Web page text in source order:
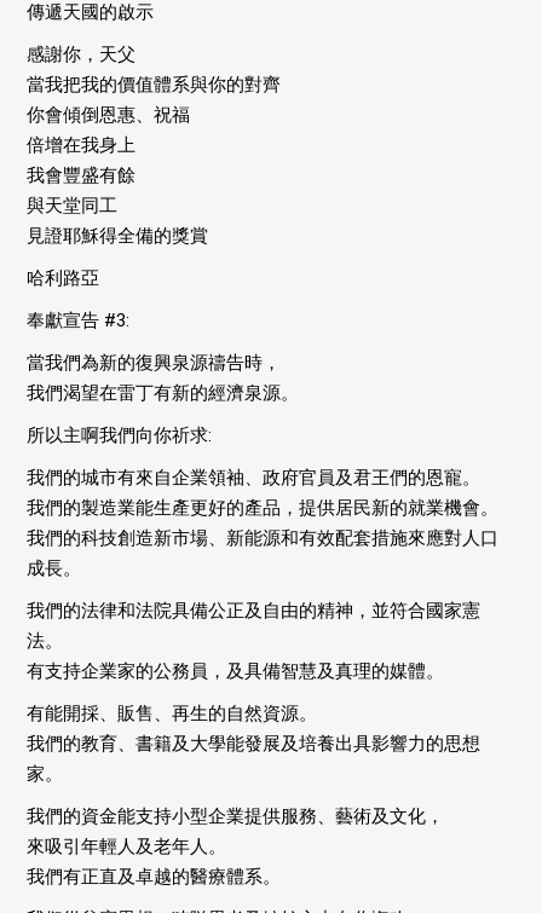
傳遞天國的啟示
感謝你，天父
當我把我的價值體系與你的對齊
你會傾倒恩惠、祝福
倍增在我身上
我會豐盛有餘
與天堂同工
見證耶穌得全備的獎賞
哈利路亞
奉獻宣告 #3:
當我們為新的復興泉源禱告時，
我們渴望在雷丁有新的經濟泉源。
所以主啊我們向你祈求:
我們的城市有來自企業領袖、政府官員及君王們的恩寵。
我們的製造業能生產更好的產品，提供居民新的就業機會。
我們的科技創造新市場、新能源和有效配套措施來應對人口
成長。
我們的法律和法院具備公正及自由的精神，並符合國家憲
法。
有支持企業家的公務員，及具備智慧及真理的媒體。
有能開採、販售、再生的自然資源。
我們的教育、書籍及大學能發展及培養出具影響力的思想
家。
我們的資金能支持小型企業提供服務、藝術及文化，
來吸引年輕人及老年人。
我們有正直及卓越的醫療體系。